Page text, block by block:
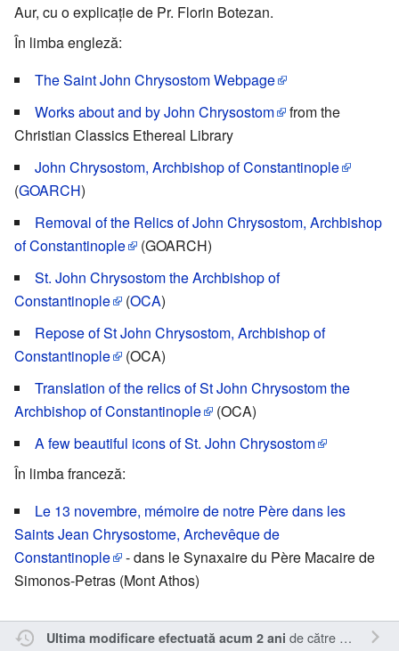
Aur, cu o explicație de Pr. Florin Botezan.
În limba engleză:
The Saint John Chrysostom Webpage
Works about and by John Chrysostom
from the
Christian Classics Ethereal Library
John Chrysostom, Archbishop of Constantinople
(GOARCH)
Removal of the Relics of John Chrysostom, Archbishop
of Constantinople
(GOARCH)
St. John Chrysostom the Archbishop of
Constantinople
(OCA)
Repose of St John Chrysostom, Archbishop of
Constantinople
(OCA)
Translation of the relics of St John Chrysostom the
Archbishop of Constantinople
(OCA)
A few beautiful icons of St. John Chrysostom
În limba franceză:
Le 13 novembre, mémoire de notre Père dans les
Saints Jean Chrysostome, Archevêque de
Constantinople
- dans le Synaxaire du Père Macaire de
Simonos-Petras (Mont Athos)
Ultima modificare efectuată acum 2 ani de către RappY.